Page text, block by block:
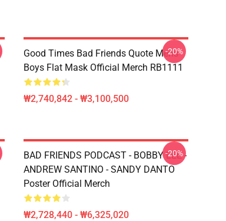
Good Times Bad Friends Quote Mens
Boys Flat Mask Official Merch RB1111
₩2,740,842 - ₩3,100,500
-20%
BAD FRIENDS PODCAST - BOBBY LEE -
ANDREW SANTINO - SANDY DANTO
Poster Official Merch
₩2,728,440 - ₩6,325,020
-20%